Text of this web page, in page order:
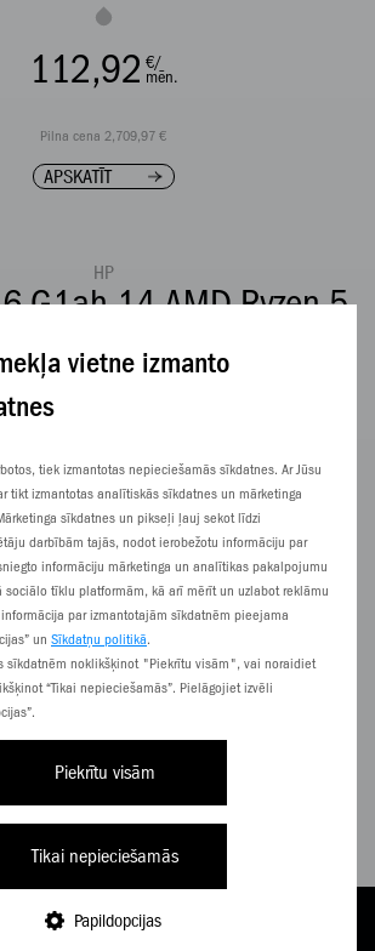
vietne izmanto
tiek izmantotas nepieciešamās sīkdatnes. Ar Jūsu
tikt izmantotas analītiskās sīkdatnes un mārketinga
sīkdatnes un pikseļi ļauj sekot līdzi
darbībām tajās, nodot ierobežotu informāciju par
informāciju mārketinga un analītikas pakalpojumu
tīklu platformām, kā arī mērīt un uzlabot reklāmu
par izmantotajām sīkdatnēm pieejama
un Sīkdatņu politikā.
sīkdatnēm noklikšķinot "Piekrītu visām", vai noraidiet
“Tikai nepieciešamās”. Pielāgojiet izvēli
Piekrītu visām
Tikai nepieciešamās
Papildopcijas
E-VEIKALS
112,92 €/
mēn.
Pilna cena 2,709,97 €
APSKATĪT
HP
G1ah 14 AMD Ryzen 5
16GB 512GB
APSKATĪT
Lenovo